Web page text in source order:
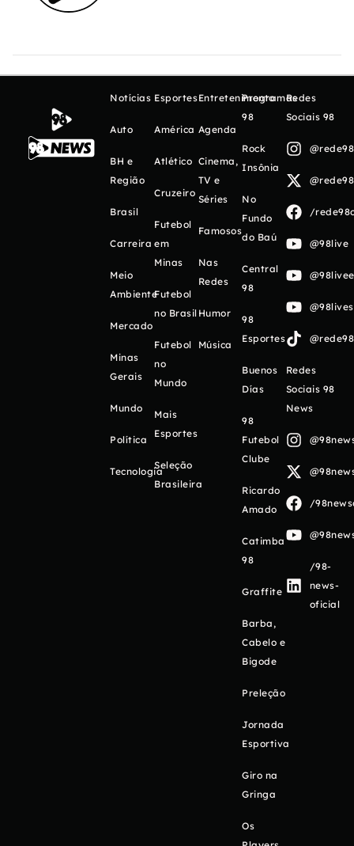
Notícias
Auto
BH e
Região
Brasil
Carreira
Meio
Ambiente
Mercado
Minas
Gerais
Mundo
Política
Tecnologia
Esportes
América
Atlético
Cruzeiro
Futebol
em
Minas
Futebol
no Brasil
Futebol
no
Mundo
Mais
Esportes
Seleção
Brasileira
Entretenimento
Agenda
Cinema,
TV e
Séries
Famosos
Nas
Redes
Humor
Música
Programas
98
Rock
Insônia
No
Fundo
do Baú
Central
98
98
Esportes
Buenos
Días
98
Futebol
Clube
Ricardo
Amado
Catimba
98
Graffite
Barba,
Cabelo e
Bigode
Preleção
Jornada
Esportiva
Giro na
Gringa
Os
Redes
Sociais 98
/
@98live
Redes
Sociais 98
News
/
/98-
news-
oficial